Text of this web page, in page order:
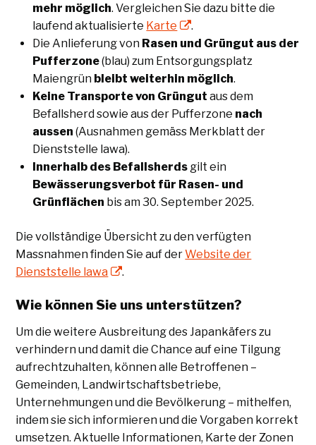
mehr möglich. Vergleichen Sie dazu bitte die
laufend aktualisierte Karte
.
Die Anlieferung von Rasen und Grüngut aus der
Pufferzone(blau) zum Entsorgungsplatz
Maiengrün bleibt weiterhin möglich.
Keine Transporte von Grüngutaus dem
Befallsherd sowie aus der Pufferzone nach
aussen (Ausnahmen gemäss Merkblatt der
Dienststelle lawa).
Innerhalb des Befallsherds gilt ein
Bewässerungsverbot für Rasen- und
Grünflächen bis am 30. September 2025.
Die vollständige Übersicht zu den verfügten
Massnahmen finden Sie auf derWebsite der
Dienststelle lawa
.
Wie können Sie uns unterstützen?
Um die weitere Ausbreitung des Japankäfers zu
verhindern und damit die Chance auf eine Tilgung
aufrechtzuhalten, können alle Betroffenen –
Gemeinden, Landwirtschaftsbetriebe,
Unternehmungen und die Bevölkerung – mithelfen,
indem sie sich informieren und die Vorgaben korrekt
umsetzen. Aktuelle Informationen, Karte der Zonen